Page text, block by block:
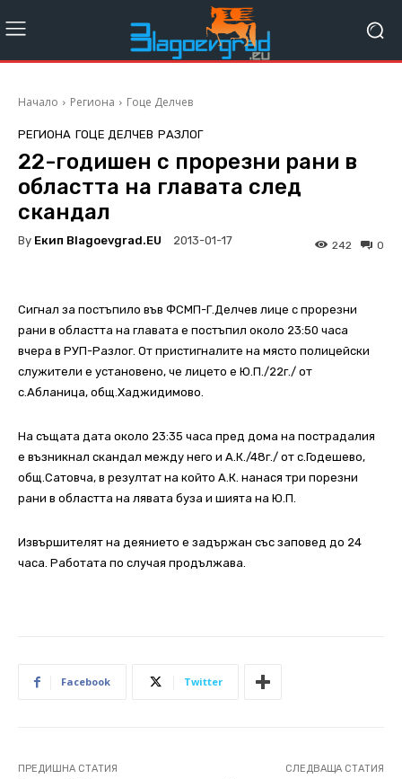
Начало Региона Гоце Делчев
РЕГИОНА ГОЦЕ ДЕЛЧЕВ РАЗЛОГ
22-годишен с прорезни рани в
областта на главата след
скандал
By Екип Blagoevgrad.EU 2013-01-17 0
242
Сигнал за постъпило във ФСМП-Г.Делчев лице с прорезни
рани в областта на главата е постъпил около 23:50 часа
вчера в РУП-Разлог. От пристигналите на място полицейски
служители е установено, че лицето е Ю.П./22г./ от
с.Абланица, общ.Хаджидимово.
На същата дата около 23:35 часа пред дома на пострадалия
е възникнал скандал между него и А.К./48г./ от с.Годешево,
общ.Сатовча, в резултат на който А.К. нанася три порезни
рани в областта на лявата буза и шията на Ю.П.
Извършителят на деянието е задържан със заповед до 24
часа. Работата по случая продължава.
Facebook Twitter
ПРЕДИШНА СТАТИЯ СЛЕДВАЩА СТАТИЯ